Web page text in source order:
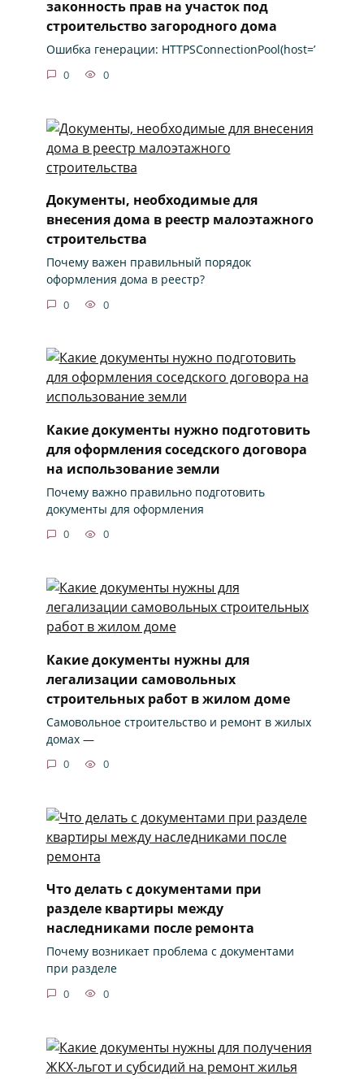
законность прав на участок под
строительство загородного дома
Ошибка генерации: HTTPSConnectionPool(host=’
0 0
Документы, необходимые для
внесения дома в реестр малоэтажного
строительства
Почему важен правильный порядок
оформления дома в реестр?
0 0
Какие документы нужно подготовить
для оформления соседского договора
на использование земли
Почему важно правильно подготовить
документы для оформления
0 0
Какие документы нужны для
легализации самовольных
строительных работ в жилом доме
Самовольное строительство и ремонт в жилых
домах —
0 0
Что делать с документами при
разделе квартиры между
наследниками после ремонта
Почему возникает проблема с документами
при разделе
0 0